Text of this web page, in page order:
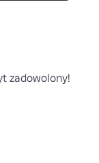
zadowolony!